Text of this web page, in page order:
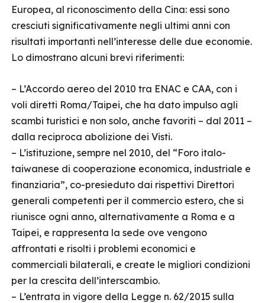
Europea, al riconoscimento della Cina: essi sono
cresciuti significativamente negli ultimi anni con
risultati importanti nell’interesse delle due economie.
Lo dimostrano alcuni brevi riferimenti:
– L’Accordo aereo del 2010 tra ENAC e CAA, con i
voli diretti Roma/Taipei, che ha dato impulso agli
scambi turistici e non solo, anche favoriti – dal 2011 –
dalla reciproca abolizione dei Visti.
– L’istituzione, sempre nel 2010, del “Foro italo-
taiwanese di cooperazione economica, industriale e
finanziaria”, co-presieduto dai rispettivi Direttori
generali competenti per il commercio estero, che si
riunisce ogni anno, alternativamente a Roma e a
Taipei, e rappresenta la sede ove vengono
affrontati e risolti i problemi economici e
commerciali bilaterali, e create le migliori condizioni
per la crescita dell’interscambio.
– L’entrata in vigore della Legge n. 62/2015 sulla